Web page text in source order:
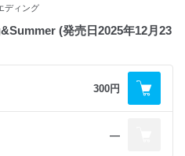
ディング
(発売日2025年12月23
300円
―